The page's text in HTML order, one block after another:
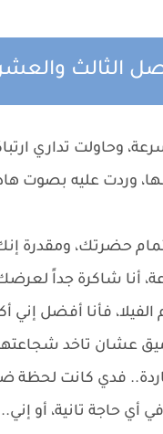
الثالث
وحاولت تداري
وردت عليه بصوت هادي
حضرتك،
أنا شاكرة جداً
فأنا أفضل إني
عشان تاخد
فدي كانت لحظة
حاجة تانية، أو